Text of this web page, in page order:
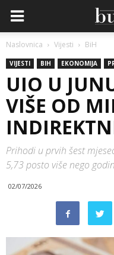
Naslovnica Vijesti BiH
VIJESTI BIH EKONOMIJA
UIO U
VIŠE OD
Prihodi u prvih šest
5,73 posto više nego
02/07/2026